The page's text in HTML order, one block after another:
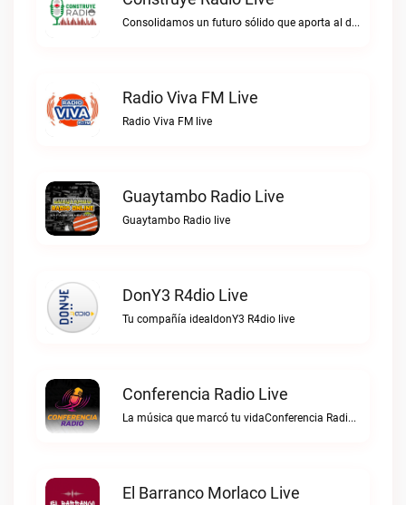
Consolidamos un futuro sólido que aporta al desarrollo.Construye Radio live
Radio Viva FM Live
Radio Viva FM live
Guaytambo Radio Live
Guaytambo Radio live
DonY3 R4dio Live
Tu compañía idealdonY3 R4dio live
Conferencia Radio Live
La música que marcó tu vidaConferencia Radio live
El Barranco Morlaco Live